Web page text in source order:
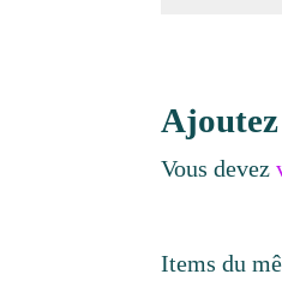
Vous devez
Items du